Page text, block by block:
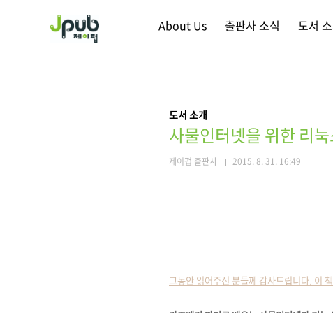
About Us 출판사 소식 도서
도서 소개
사물인터넷을 위한 리
제이펍 출판사 2015. 8. 31. 16:49
그동안 읽어주신 분들께 감사드립니다. 이